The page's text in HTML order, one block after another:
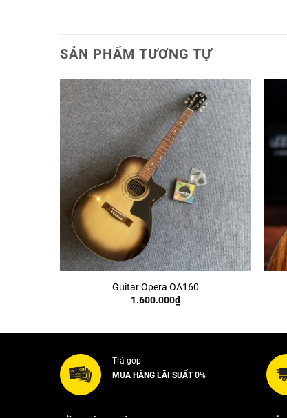
SẢN PHẨM TƯƠNG TỰ
+
Guitar Opera OA160
1.600.000₫
+
Trả góp
MUA HÀNG LÃI SUẤT 0%